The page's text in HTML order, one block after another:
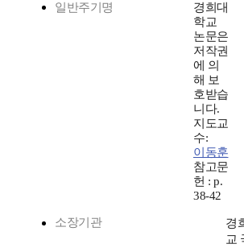
일반주기명
경희대
학교
논문은
저작권
에 의
해 보
호받습
니다.
지도교
수:
이동훈
참고문
헌 : p.
38-42
소장기관
경
교